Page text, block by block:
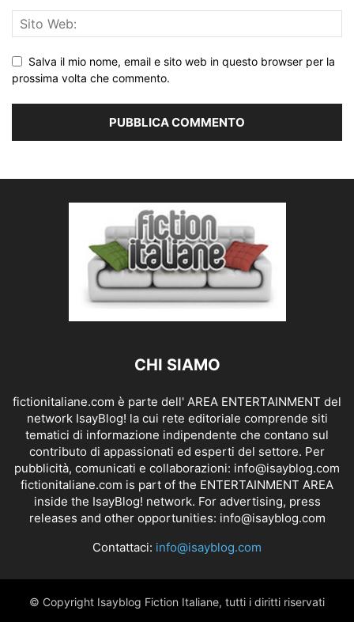
Salva il mio nome, email e sito web in questo browser per la
prossima volta che commento.
CHI SIAMO
fictionitaliane.com è parte dell' AREA ENTERTAINMENT del
network IsayBlog! la cui rete editoriale comprende siti
tematici di informazione indipendente che contano sul
contributo di appassionati ed esperti del settore. Per
pubblicità, comunicati e collaborazioni: info@isayblog.com
fictionitaliane.com is part of the ENTERTAINMENT AREA
inside the IsayBlog! network. For advertising, press
releases and other opportunities: info@isayblog.com
Contattaci: info@isayblog.com
© Copyright Isayblog Fiction Italiane, tutti i diritti riservati